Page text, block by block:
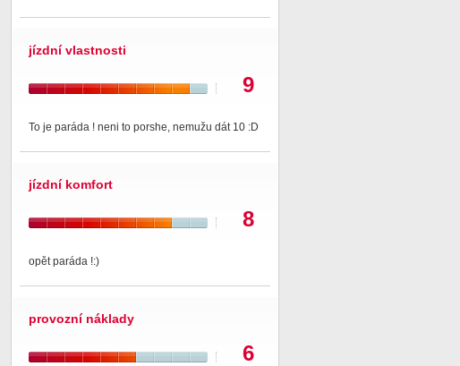
jízdní vlastnosti
9
To je paráda ! neni to porshe, nemužu dát 10 :D
jízdní komfort
8
opět paráda !:)
provozní náklady
6